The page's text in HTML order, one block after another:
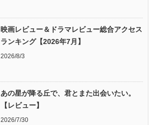
映画レビュー＆ドラマレビュー総合アクセス
ランキング【2026年7月】
2026/8/3
あの星が降る丘で、君とまた出会いたい。
【レビュー】
2026/7/30